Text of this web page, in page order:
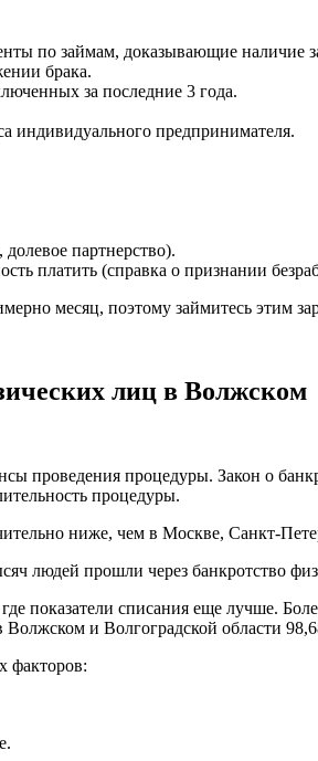
по займам, доказывающие наличие
брака.
за последние 3 года.
индивидуального предпринимателя.
партнерство).
платить (справка о признании
месяц, поэтому займитесь этим
лиц в Волжском
проведения процедуры. Закон о
процедуры.
ниже, чем в Москве, Санкт-
людей прошли через банкротство
показатели списания еще лучше.
Волжском и Волгоградской области
факторов: